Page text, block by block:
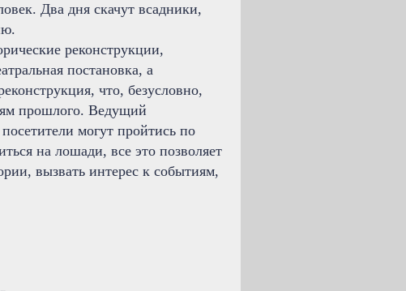
Два дня скачут всадники,
реконструкции,
постановка, а
что, безусловно,
прошлого. Ведущий
могут пройтись по
на лошади, все это позволяет
вызвать интерес к событиям,